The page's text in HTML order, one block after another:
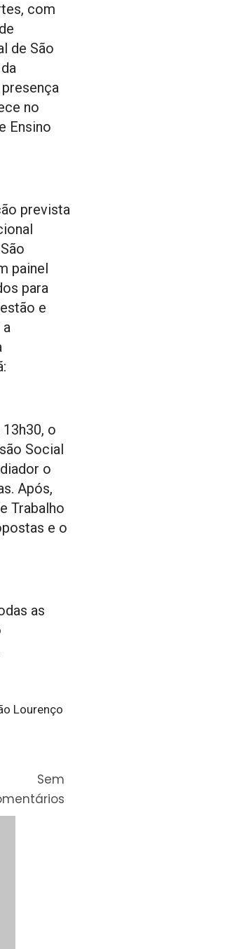
com
de São
no
Ensino
prevista
painel
para
e
o
Social
o
Após,
Trabalho
e o
as
Lourenço
Sem